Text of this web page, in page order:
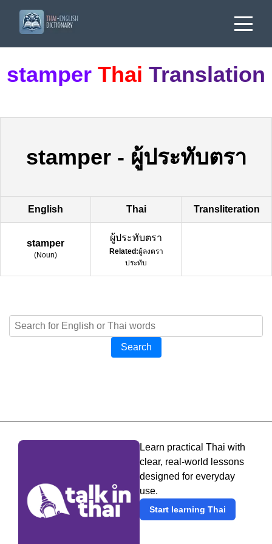
stamper Thai Translation
stamper- ผู้ประทับตรา
English Thai Transliteration
stamper
(Noun)
ผู้ประทับตรา
Related:ผู้ลงตรา
ประทับ
Search
Learn practical Thai with
clear, real-world lessons
designed for everyday
use.
Start learning Thai